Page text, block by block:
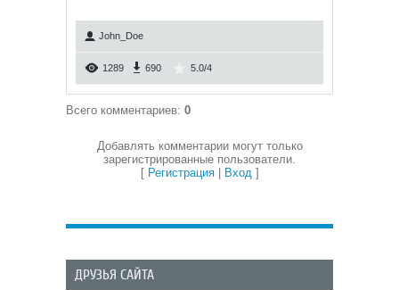
John_Doe
1289 690 5.0/4
Всего комментариев: 0
Добавлять комментарии могут только
зарегистрированные пользователи.
[ Регистрация| Вход]
ДРУЗЬЯ САЙТА